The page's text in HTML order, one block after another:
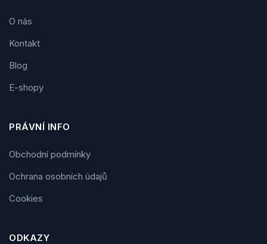
O nás
Kontakt
Blog
E-shopy
PRÁVNÍ INFO
Obchodní podmínky
Ochrana osobních údajů
Cookies
ODKAZY